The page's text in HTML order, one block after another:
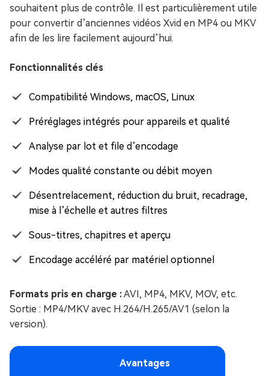
souhaitent plus de contrôle. Il est particulièrement utile
pour convertir d’anciennes vidéos Xvid en MP4 ou MKV
afin de les lire facilement aujourd’hui.
Fonctionnalités clés
Compatibilité Windows, macOS, Linux
Préréglages intégrés pour appareils et qualité
Analyse par lot et file d’encodage
Modes qualité constante ou débit moyen
Désentrelacement, réduction du bruit, recadrage,
mise à l’échelle et autres filtres
Sous-titres, chapitres et aperçu
Encodage accéléré par matériel optionnel
Formats pris en charge :AVI, MP4, MKV, MOV, etc.
Sortie : MP4/MKV avec H.264/H.265/AV1 (selon la
version).
Avantages